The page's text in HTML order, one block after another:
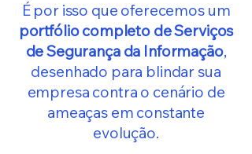
É por isso que oferecemos um
portfólio completo de Serviços
de Segurança da Informação,
desenhado para blindar sua
empresa contra o cenário de
ameaças em constante
evolução.